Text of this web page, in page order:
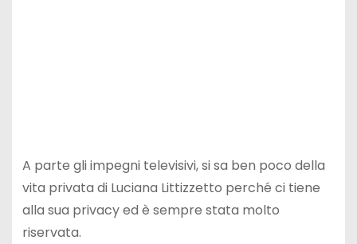
A parte gli impegni televisivi, si sa ben poco della
vita privata di Luciana Littizzetto perché ci tiene
alla sua privacy ed è sempre stata molto
riservata.